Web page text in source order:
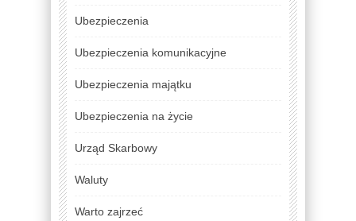
Ubezpieczenia
Ubezpieczenia komunikacyjne
Ubezpieczenia majątku
Ubezpieczenia na życie
Urząd Skarbowy
Waluty
Warto zajrzeć